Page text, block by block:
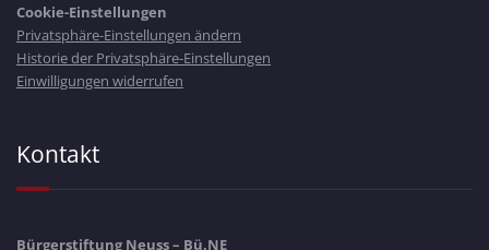
Cookie-Einstellungen
Privatsphäre-Einstellungen ändern
Historie der Privatsphäre-Einstellungen
Einwilligungen widerrufen
Kontakt
Bürgerstiftung Neuss – Bü.NE